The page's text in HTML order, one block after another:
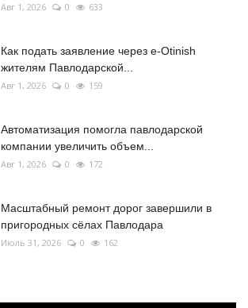
Авг 1, 2026 0 633
Как подать заявление через e-Otinish
жителям Павлодарской...
Авг 1, 2026 0 159
Автоматизация помогла павлодарской
компании увеличить объем...
Авг 1, 2026 0 172
Масштабный ремонт дорог завершили в
пригородных сёлах Павлодара
Июль 31, 2026 0 162